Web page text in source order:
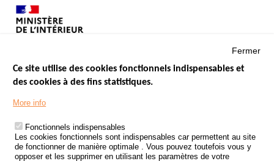
Menu
Footer
LES SITES PUBLICS
ÉTAT DE L’INSÉCURITÉ ROUTIÈRE
TRAITEMENT DES DONNÉES PERSONNELLES DES ACCIDENTS DE
LA ROUTE
Fermer
Ce site utilise des cookies fonctionnels indispensables et
des cookies à des fins statistiques.
More info
Fonctionnels indispensables
Les cookies fonctionnels sont indispensables car permettent au site
de fonctionner de manière optimale . Vous pouvez toutefois vous y
opposer et les supprimer en utilisant les paramètres de votre